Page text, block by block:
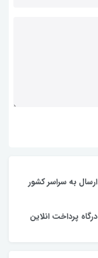
ارسال به سراسر کشور
درگاه پرداخت انلاین